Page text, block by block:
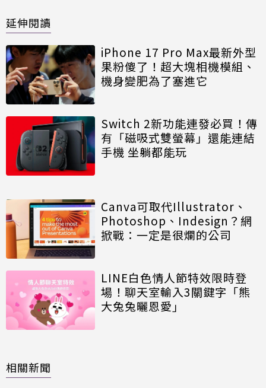
延伸閱讀
iPhone 17 Pro Max最新外型
果粉傻了！超大塊相機模組、
機身變肥為了塞進它
Switch 2新功能連發必買！傳
有「磁吸式雙螢幕」還能連結
手機 坐躺都能玩
Canva可取代Illustrator、
Photoshop、Indesign？網
掀戰：一定是很爛的公司
LINE白色情人節特效限時登
場！聊天室輸入3關鍵字「熊
大兔兔曬恩愛」
相關新聞